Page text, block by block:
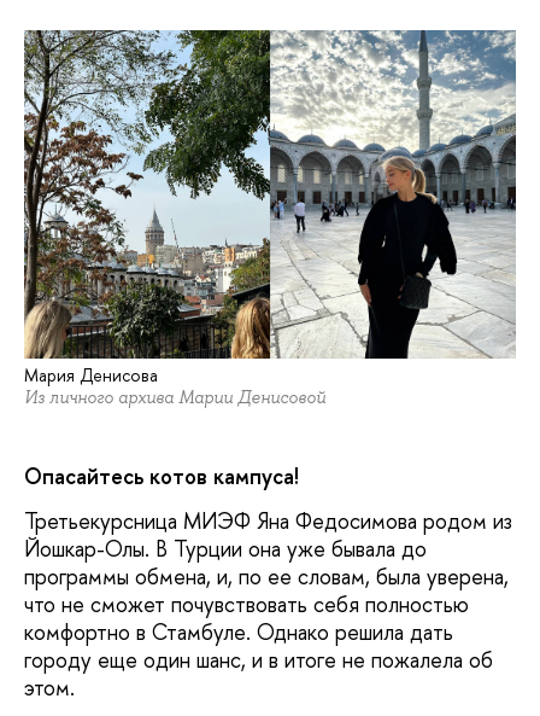
Мария Денисова
Из личного архива Марии Денисовой
Опасайтесь котов кампуса!
Третьекурсница МИЭФ Яна Федосимова родом из
Йошкар-Олы. В Турции она уже бывала до
программы обмена, и, по ее словам, была уверена,
что не сможет почувствовать себя полностью
комфортно в Стамбуле. Однако решила дать
городу еще один шанс, и в итоге не пожалела об
этом.